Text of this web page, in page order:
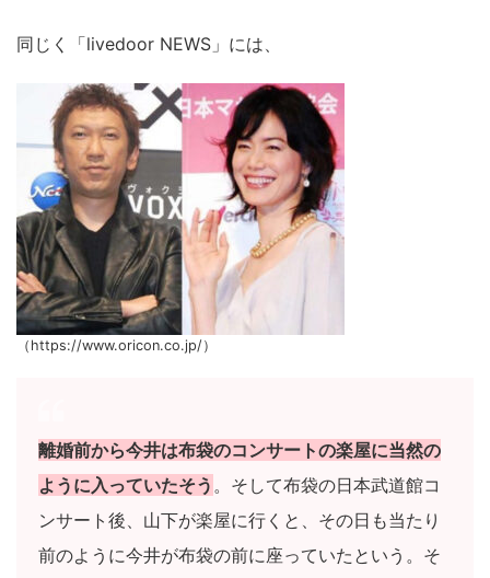
同じく「livedoor NEWS」には、
（https://www.oricon.co.jp/）
離婚前から今井は布袋のコンサートの楽屋に当然の
ように入っていたそう 。そして布袋の日本武道館コ
ンサート後、山下が楽屋に行くと、その日も当たり
前のように今井が布袋の前に座っていたという。そ